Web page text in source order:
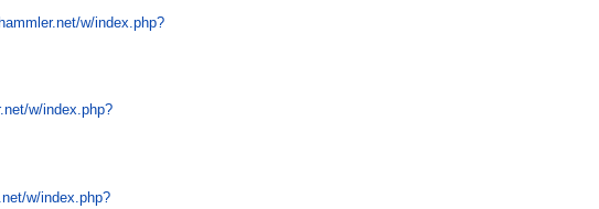
w/index.php?
w/index.php?
w/index.php?